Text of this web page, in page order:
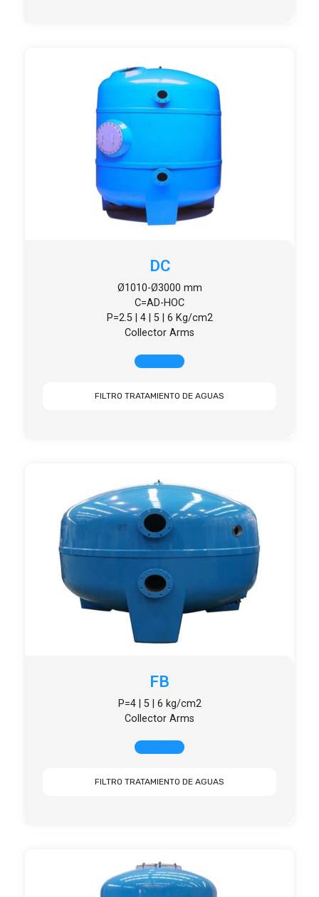
DC
Ø1010-Ø3000 mm
C=AD-HOC
P=2.5 | 4 | 5 | 6 Kg/cm2
Collector Arms
FILTRO TRATAMIENTO DE AGUAS
FB
P=4 | 5 | 6 kg/cm2
Collector Arms
FILTRO TRATAMIENTO DE AGUAS